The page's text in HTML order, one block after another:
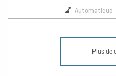
Automatique
Plus de